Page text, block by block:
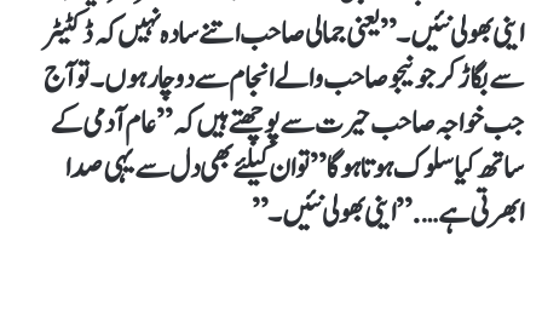
اینی بھولی نئیں۔” یعنی جمالی صاحب اتنے سادہ نہیں کہ ڈکٹیٹر
سے بگاڑ کر جونیجو صاحب والے انجام سے دوچار ہوں۔تو آج
جب خواجہ صاحب حیرت سے پوچھتے ہیں کہ”عام آدمی کے
ساتھ کیا سلوک ہوتا ہو گا” تو ان کیلئے بھی دل سے یہی صدا
ابھرتی ہے….”اینی بھولی نئیں۔”